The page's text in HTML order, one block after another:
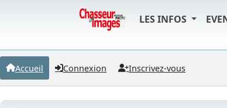
LES INFOS
Accueil Connexion Inscrivez-vous